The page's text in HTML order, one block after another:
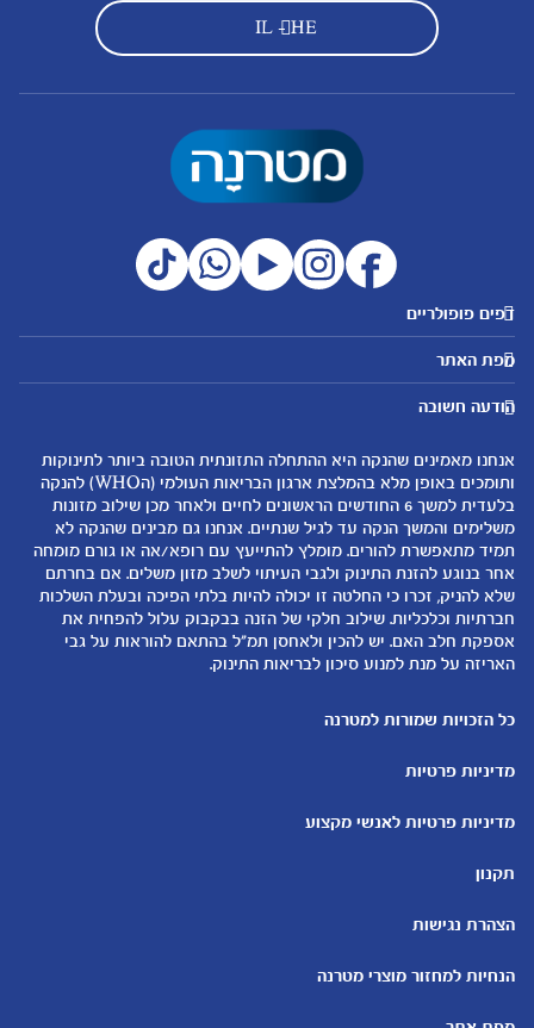
IL - HE
דפים פופולריים
מטרנה לשירותכם
היועצות שלנו
שאלות נפוצות
אודות
لموقع متيرنا باللغة العربية
מועדון מטרנה
רכישת מוצרים
המוצרים שלנו
קופונים
מפת האתר
אבני דרך
לקראת הריון
0-6 חודשים
6-12 חודשים
12-24 חודשים
נושאים
שמות לתינוקות
התפתחות התינוק
תזונת תינוקות
טיפול בתינוק
הנקה
להיות הורים
מחשבון ביוץ
מחשבון שמות
מחשבון צבע עיניים
הודעה חשובה
אנחנו מאמינים שהנקה היא ההתחלה התזונתית הטובה ביותר לתינוקות
ותומכים באופן מלא בהמלצת ארגון הבריאות העולמי (הWHO) להנקה
בלעדית למשך 6 החודשים הראשונים לחיים ולאחר מכן שילוב מזונות
משלימים והמשך הנקה עד לגיל שנתיים. אנחנו גם מבינים שהנקה לא
תמיד מתאפשרת להורים. מומלץ להתייעץ עם רופא/אה או גורם מומחה
אחר בנוגע להזנת התינוק ולגבי העיתוי לשלב מזון משלים. אם בחרתם
שלא להניק, זכרו כי החלטה זו יכולה להיות בלתי הפיכה ובעלת השלכות
חברתיות וכלכליות. שילוב חלקי של הזנה בבקבוק עלול להפחית את
אספקת חלב האם. יש להכין ולאחסן תמ"ל בהתאם להוראות על גבי
האריזה על מנת למנוע סיכון לבריאות התינוק.
כל הזכויות שמורות למטרנה
מדיניות פרטיות
מדיניות פרטיות לאנשי מקצוע
תקנון
הצהרת נגישות
הנחיות למחזור מוצרי מטרנה